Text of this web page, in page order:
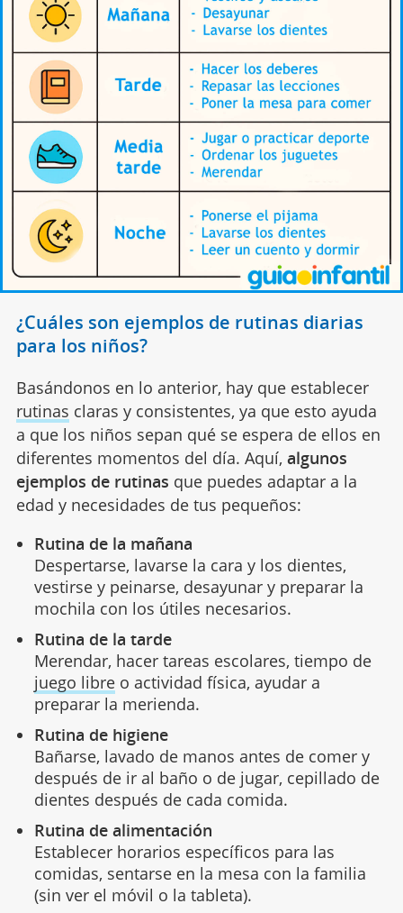
¿Cuáles son ejemplos de rutinas diarias
para los niños?
Basándonos en lo anterior, hay que establecer
rutinas claras y consistentes, ya que esto ayuda
a que los niños sepan qué se espera de ellos en
diferentes momentos del día. Aquí, algunos
ejemplos de rutinas que puedes adaptar a la
edad y necesidades de tus pequeños:
Rutina de la mañana
Despertarse, lavarse la cara y los dientes,
vestirse y peinarse, desayunar y preparar la
mochila con los útiles necesarios.
Rutina de la tarde
Merendar, hacer tareas escolares, tiempo de
juego libreo actividad física, ayudar a
preparar la merienda.
Rutina de higiene
Bañarse, lavado de manos antes de comer y
después de ir al baño o de jugar, cepillado de
dientes después de cada comida.
Rutina de alimentación
Establecer horarios específicos para las
comidas, sentarse en la mesa con la familia
(sin ver el móvil o la tableta).